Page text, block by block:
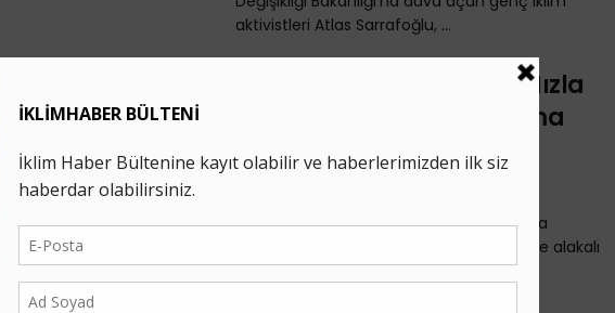
aktivistleri Atlas Sarrafoğlu, ...
İklim Davalarının Sayısı Hızla
Artıyor: Hedef Yeşil Aklama
Yapan Şirketler
Yeni bir rapora göre 2015 yılından bu yana
şirketlere ve ticaret birliklerine karşı iklimle alakalı
230 civarında dava açıldı. Dava ...